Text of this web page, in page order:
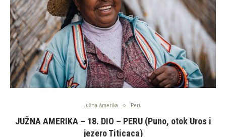
Južna Amerika Peru
JUŽNA AMERIKA – 18. DIO – PERU (Puno, otok Uros i
jezero Titicaca)